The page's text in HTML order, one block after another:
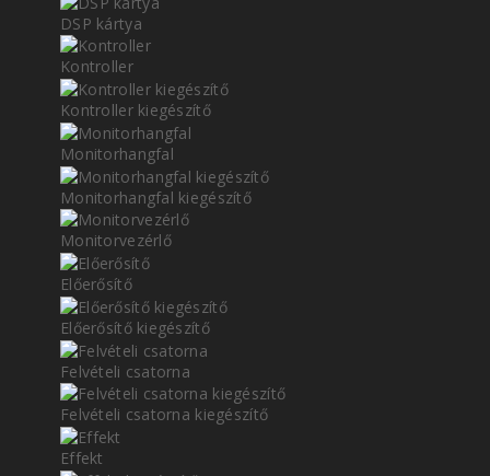
DSP kártya
Kontroller
Kontroller kiegészítő
Monitorhangfal
Monitorhangfal kiegészítő
Monitorvezérlő
Előerősítő
Előerősítő kiegészítő
Felvételi csatorna
Felvételi csatorna kiegészítő
Effekt